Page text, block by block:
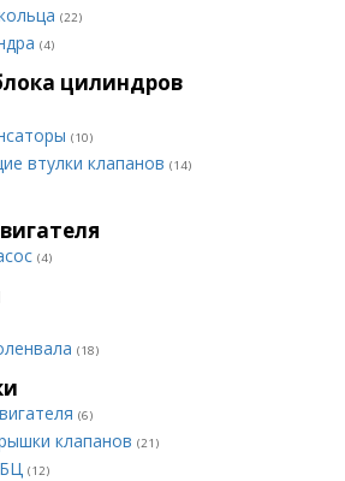
(22)
(4)
цилиндров
(10)
втулки клапанов (14)
(4)
(18)
(6)
клапанов (21)
(12)